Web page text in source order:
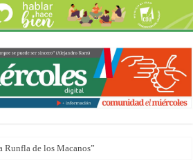
Runfla de los Macanos”
autos clásicos y antiguos